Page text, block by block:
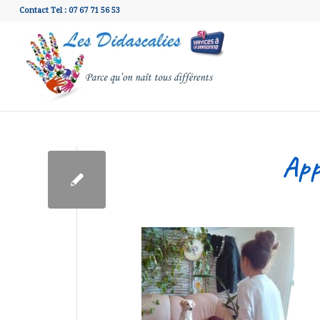
Contact Tel : 07 67 71 56 53